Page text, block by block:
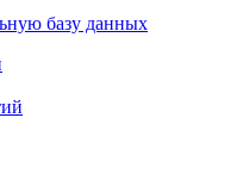
базу данных